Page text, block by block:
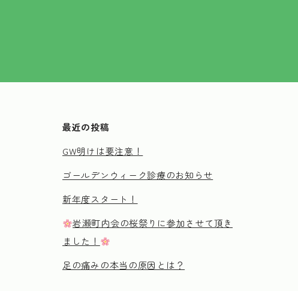
最近の投稿
GW明けは要注意！
ゴールデンウィーク診療のお知らせ
新年度スタート！
岩瀬町内会の桜祭りに参加させて頂き
ました！
足の痛みの本当の原因とは？